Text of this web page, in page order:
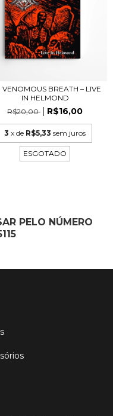
VENOMOUS BREATH – LIVE
IN HELMOND
R$20,00
R$16,00
3 x de R$5,33 sem juros
ESGOTADO
PELO NÚMERO